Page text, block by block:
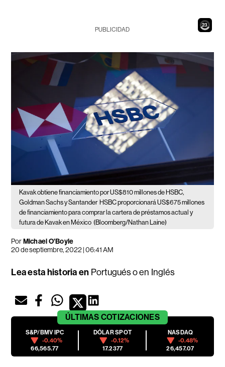
21
PUBLICIDAD
Kavak obtiene financiamiento por US$810 millones de HSBC,
Goldman Sachs y Santander HSBC proporcionará US$675 millones
de financiamiento para comprar la cartera de préstamos actual y
futura de Kavak en México (Bloomberg/Nathan Laine)
PorMichael O'Boyle
20 de septiembre, 2022 | 06:41 AM
Lea esta historia en Portuguéso en Inglés
ÚLTIMAS COTIZACIONES
S&P/BMV IPC
-0.40%
66,565.77
DÓLAR SPOT
-0.12%
17.2377
NASDAQ
-0.48%
26,457.07